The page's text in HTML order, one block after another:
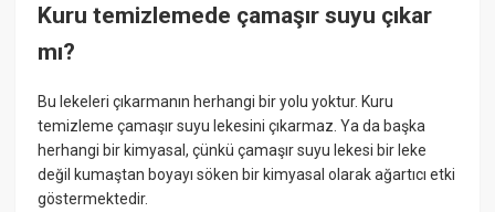
Kuru temizlemede çamaşır suyu çıkar
mı?
Bu lekeleri çıkarmanın herhangi bir yolu yoktur. Kuru
temizleme çamaşır suyu lekesini çıkarmaz. Ya da başka
herhangi bir kimyasal, çünkü çamaşır suyu lekesi bir leke
değil kumaştan boyayı söken bir kimyasal olarak ağartıcı etki
göstermektedir.